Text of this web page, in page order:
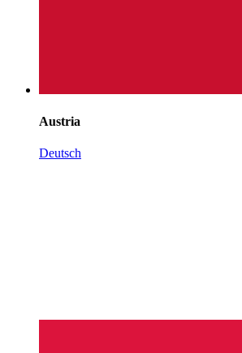
Austria
Deutsch